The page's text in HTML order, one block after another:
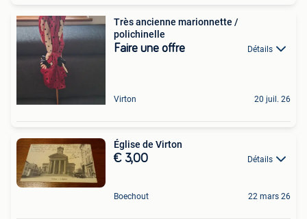
Très ancienne marionnette /
polichinelle
Faire une offre Détails
Virton 20 juil. 26
Église de Virton
€ 3,00 Détails
Boechout 22 mars 26